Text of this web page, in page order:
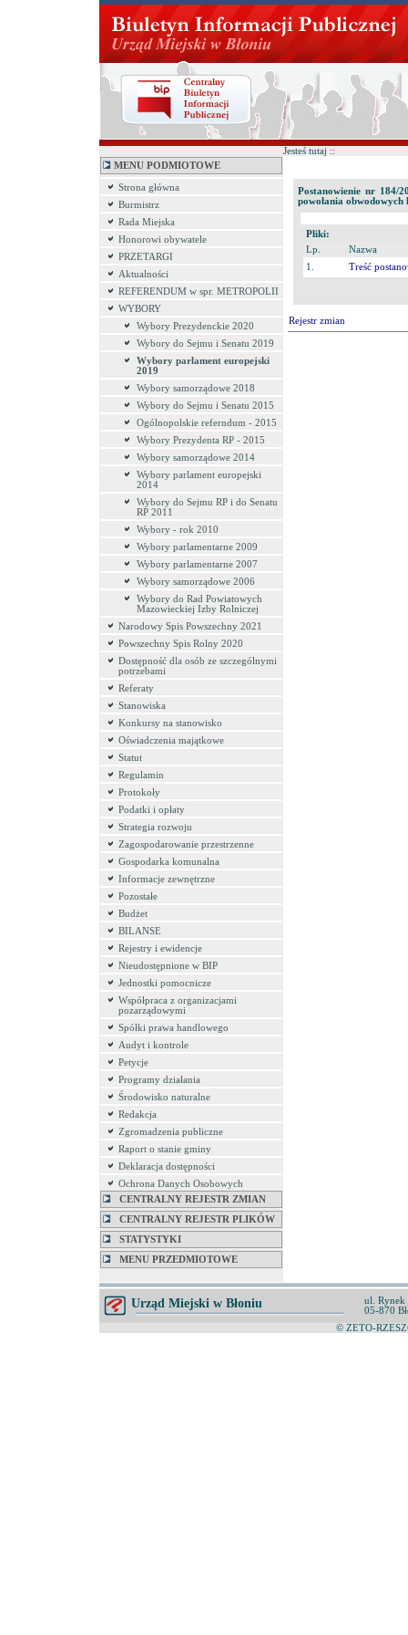
MENU PODMIOTOWE
Strona główna
Burmistrz
Rada Miejska
Honorowi obywatele
PRZETARGI
Aktualności
REFERENDUM w spr. METROPOLII
WYBORY
Wybory Prezydenckie 2020
Wybory do Sejmu i Senatu 2019
Wybory parlament europejski
2019
Wybory samorządowe 2018
Wybory do Sejmu i Senatu 2015
Ogólnopolskie referndum - 2015
Wybory Prezydenta RP - 2015
Wybory samorządowe 2014
Wybory parlament europejski
2014
Wybory do Sejmu RP i do Senatu
RP 2011
Wybory - rok 2010
Wybory parlamentarne 2009
Wybory parlamentarne 2007
Wybory samorządowe 2006
Wybory do Rad Powiatowych
Mazowieckiej Izby Rolniczej
Narodowy Spis Powszechny 2021
Powszechny Spis Rolny 2020
Dostępność dla osób ze szczególnymi
potrzebami
Referaty
Stanowiska
Konkursy na stanowisko
Oświadczenia majątkowe
Statut
Regulamin
Protokoły
Podatki i opłaty
Strategia rozwoju
Zagospodarowanie przestrzenne
Gospodarka komunalna
Informacje zewnętrzne
Pozostałe
Budżet
BILANSE
Rejestry i ewidencje
Nieudostępnione w BIP
Jednostki pomocnicze
Współpraca z organizacjami
pozarządowymi
Spółki prawa handlowego
Audyt i kontrole
Petycje
Programy działania
Środowisko naturalne
Redakcja
Zgromadzenia publiczne
Raport o stanie gminy
Deklaracja dostępności
Ochrona Danych Osobowych
CENTRALNY REJESTR ZMIAN
CENTRALNY REJESTR PLIKÓW
STATYSTYKI
MENU PRZEDMIOTOWE
Jesteś tutaj ::
Postanowienie nr 184/
powołania
Pliki:
Lp.
Nazwa
1.
Treść
Rejestr zmian
Urząd Miejski w Błoniu
ul. Rynek
05-870
© ZETO-